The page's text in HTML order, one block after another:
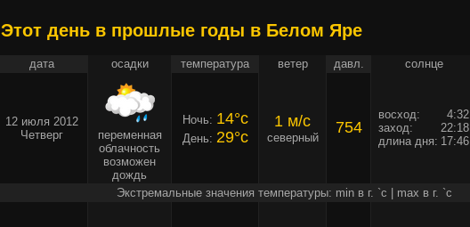
Этот день в прошлые годы в Белом Яре
дата осадки температура ветер давл. солнце
12 июля 2012
Четверг
переменная
облачность
возможен
дождь
Ночь: 14°c
День: 29°c
1 м/c
северный
754
восход:
4:32
заход:
22:18
длина дня: 17:46
Экстремальные значения температуры: min в г. `c | max в г. `c